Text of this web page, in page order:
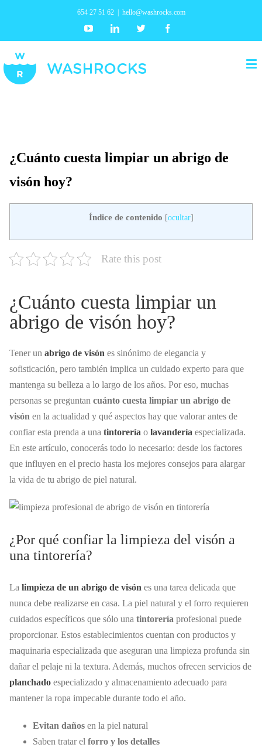
654 27 51 62 hello@washrocks.com
YoutubeLinkedin Twitter
¿Cuánto cuesta limpiar un abrigo de
visón hoy?
Índice de contenido [ocultar]
Rate this post
¿Cuánto cuesta limpiar un
abrigo de visón hoy?
Tener un abrigo de visón es sinónimo de elegancia y
sofisticación, pero también implica un cuidado experto para que
mantenga su belleza a lo largo de los años. Por eso, muchas
personas se preguntan cuánto cuesta limpiar un abrigo de
visón en la actualidad y qué aspectos hay que valorar antes de
confiar esta prenda a una tintorería o lavandería especializada.
En este artículo, conocerás todo lo necesario: desde los factores
que influyen en el precio hasta los mejores consejos para alargar
la vida de tu abrigo de piel natural.
¿Por qué confiar la limpieza del visón a
una tintorería?
La limpieza de un abrigo de visón es una tarea delicada que
nunca debe realizarse en casa. La piel natural y el forro requieren
cuidados específicos que sólo una tintorería profesional puede
proporcionar. Estos establecimientos cuentan con productos y
maquinaria especializada que aseguran una limpieza profunda sin
dañar el pelaje ni la textura. Además, muchos ofrecen servicios de
planchado especializado y almacenamiento adecuado para
mantener la ropa impecable durante todo el año.
Evitan daños en la piel natural
Saben tratar el forro y los detalles